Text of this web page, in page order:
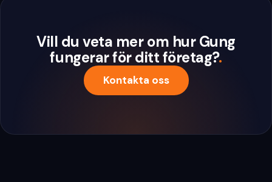
Vill du veta mer om hur Gung
fungerar för ditt företag?.
Kontakta oss